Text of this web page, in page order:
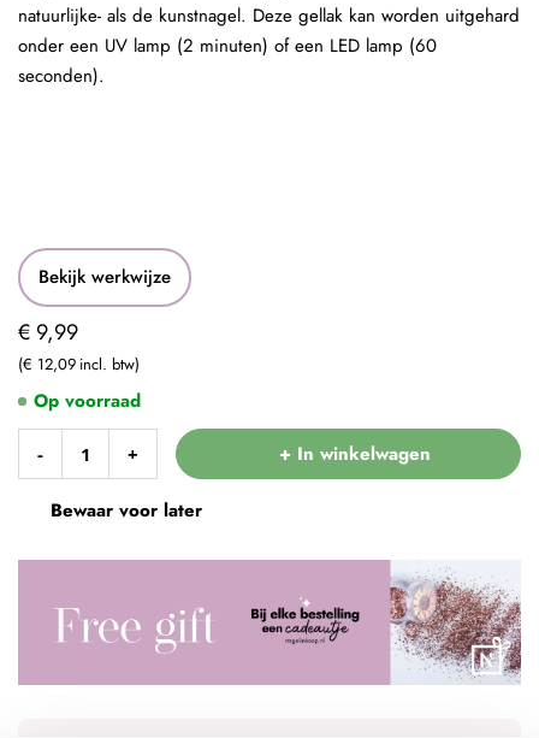
Bekijk werkwijze
€ 9,99
€ 12,09
- + + In winkelwagen
Bewaar voor later
Op voorraad
natuurlijke- als de kunstnagel. Deze gellak kan worden uitgehard
onder een UV lamp (2 minuten) of een LED lamp (60
seconden).